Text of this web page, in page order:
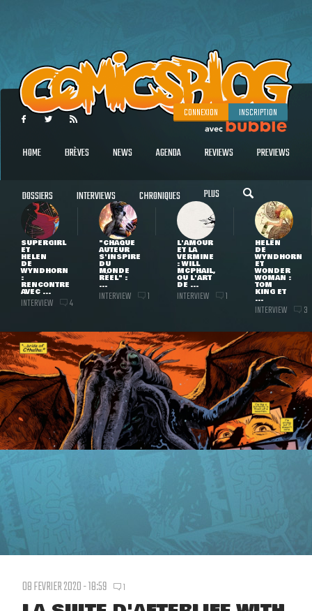
CONNEXION INSCRIPTION
HOME BRÈVES NEWS AGENDA REVIEWS PREVIEWS
DOSSIERS INTERVIEWS CHRONIQUES PLUS
SUPERGIRL
ET
HELEN
DE
WYNDHORN
:
RENCONTRE
AVEC ...
INTERVIEW 4
"CHAQUE
AUTEUR
S'INSPIRE
DU
MONDE
RÉEL" :
...
INTERVIEW 1
L'AMOUR
ET LA
VERMINE
: WILL
MCPHAIL,
OU L'ART
DE ...
INTERVIEW 1
HELEN
DE
WYNDHORN
ET
WONDER
WOMAN :
TOM
KING ET
...
INTERVIEW 3
08 FEVRIER 2020 - 18:59 1